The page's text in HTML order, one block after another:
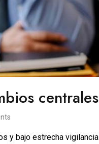
centrales
y bajo estrecha vigilancia